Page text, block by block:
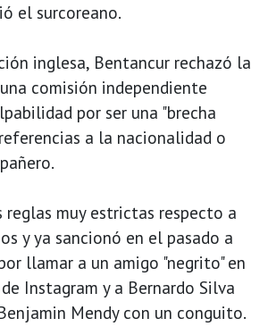
el surcoreano.
inglesa, Bentancur rechazó la
comisión independiente
por ser una "brecha
a la nacionalidad o
reglas muy estrictas respecto a
y ya sancionó en el pasado a
llamar a un amigo "negrito" en
Instagram y a Bernardo Silva
Mendy con un conguito.